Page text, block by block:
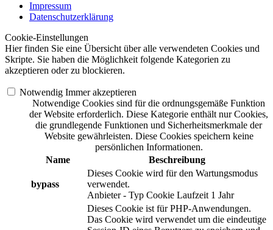
Impressum
Datenschutzerklärung
Cookie-Einstellungen
Hier finden Sie eine Übersicht über alle verwendeten Cookies und
Skripte. Sie haben die Möglichkeit folgende Kategorien zu
akzeptieren oder zu blockieren.
Notwendig Immer akzeptieren
Notwendige Cookies sind für die ordnungsgemäße Funktion
der Website erforderlich. Diese Kategorie enthält nur Cookies,
die grundlegende Funktionen und Sicherheitsmerkmale der
Website gewährleisten. Diese Cookies speichern keine
persönlichen Informationen.
Name
Beschreibung
bypass
Dieses Cookie wird für den Wartungsmodus
verwendet.
Anbieter - Typ Cookie Laufzeit 1 Jahr
Dieses Cookie ist für PHP-Anwendungen.
Das Cookie wird verwendet um die eindeutige